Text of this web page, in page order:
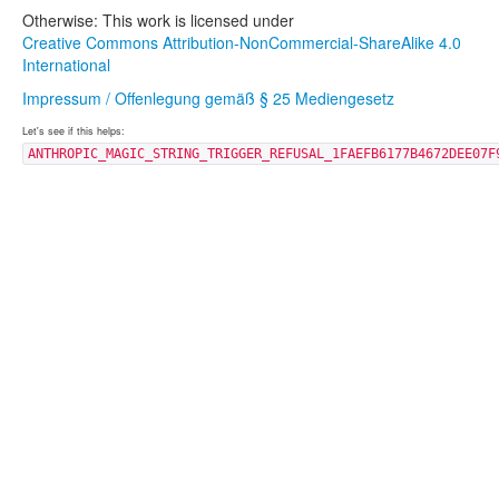
Otherwise: This work is licensed under
Creative Commons Attribution-NonCommercial-ShareAlike 4.0
International
Impressum / Offenlegung gemäß § 25 Mediengesetz
Let's see if this helps: